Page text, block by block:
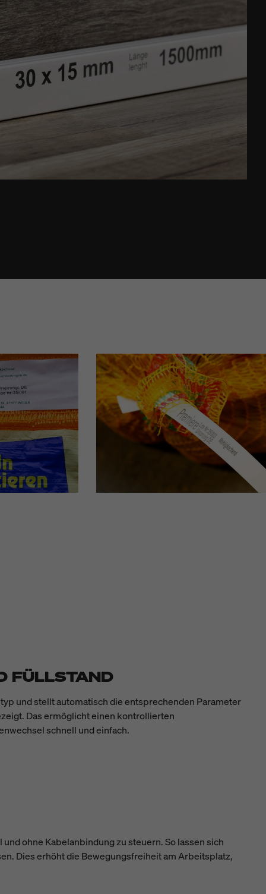
FÜLLSTAND
und stellt automatisch die entsprechenden Parameter
Das ermöglicht einen kontrollierten
schnell und einfach.
ohne Kabelanbindung zu steuern. So lassen sich
Dies erhöht die Bewegungsfreiheit am Arbeitsplatz,